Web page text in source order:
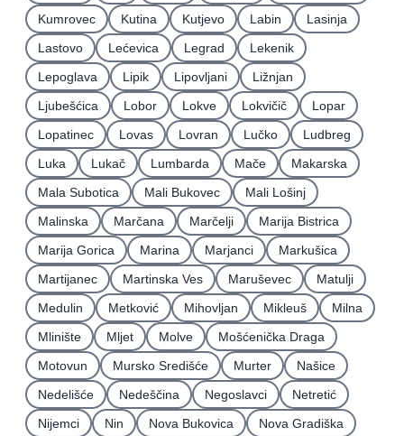
Kumrovec
Kutina Kutjevo Labin
Lasinja
Lastovo
Lećevica Legrad
Lekenik
Lepoglava
Lipik Lipovljani
Ližnjan
Ljubešćica
Lobor Lokve Lokvičič
Lopar
Lopatinec
Lovas Lovran Lučko
Ludbreg
Luka
Lukač Lumbarda Mače
Makarska
Mala Subotica
Mali Bukovec
Mali Lošinj
Malinska
Marčana Marčelji
Marija Bistrica
Marija Gorica
Marina Marjanci
Markušica
Martijanec
Martinska Ves Maruševec
Matulji
Medulin
Metković Mihovljan Mikleuš
Milna
Mlinište
Mljet Molve
Mošćenička Draga
Motovun
Mursko Središće Murter
Našice
Nedelišće
Nedeščina Negoslavci
Netretić
Nijemci
Nin Nova Bukovica
Nova Gradiška